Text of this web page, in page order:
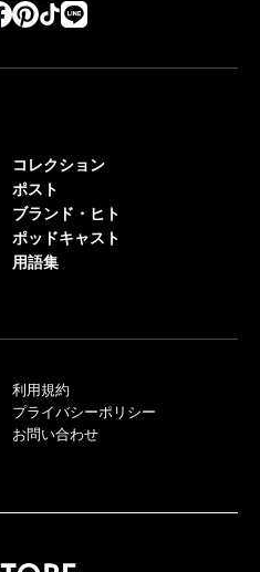
コレクション
ポスト
ブランド・ヒト
ポッドキャスト
用語集
利用規約
プライバシーポリシー
お問い合わせ